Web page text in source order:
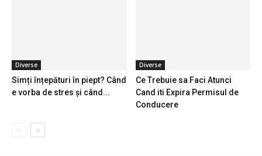
Diverse
Simți înțepături în piept? Când
e vorba de stres și când...
Diverse
Ce Trebuie sa Faci Atunci
Cand iti Expira Permisul de
Conducere